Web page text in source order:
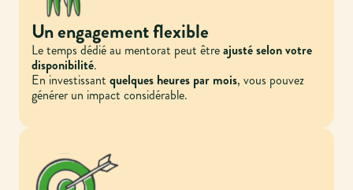
Un engagement flexible
Le temps dédié au mentorat peut êtreajusté selon votre
disponibilité.
En investissantquelques heures par mois, vous pouvez
générer un impact considérable.